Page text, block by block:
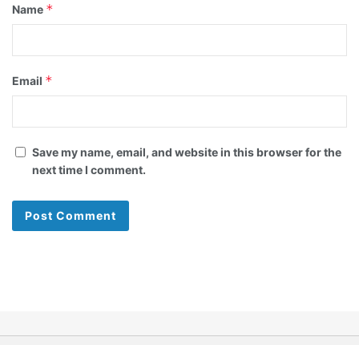
Name *
Email *
Save my name, email, and website in this browser for the
next time I comment.